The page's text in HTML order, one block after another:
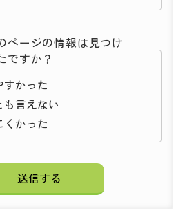
ページの情報は見つけ
ですか？
すかった
も言えない
くかった